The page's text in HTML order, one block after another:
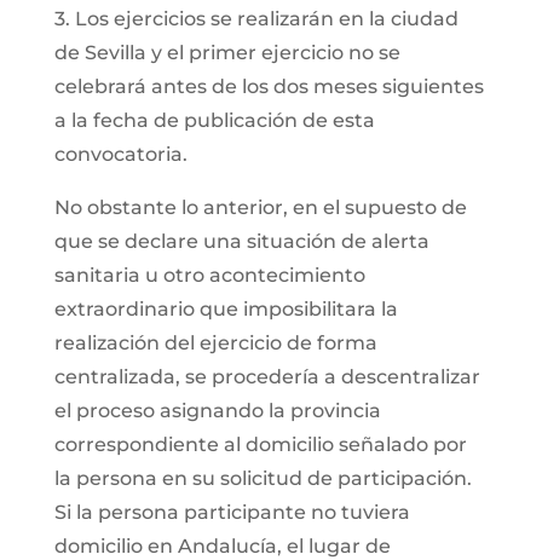
3. Los ejercicios se realizarán en la ciudad
de Sevilla y el primer ejercicio no se
celebrará antes de los dos meses siguientes
a la fecha de publicación de esta
convocatoria.
No obstante lo anterior, en el supuesto de
que se declare una situación de alerta
sanitaria u otro acontecimiento
extraordinario que imposibilitara la
realización del ejercicio de forma
centralizada, se procedería a descentralizar
el proceso asignando la provincia
correspondiente al domicilio señalado por
la persona en su solicitud de participación.
Si la persona participante no tuviera
domicilio en Andalucía, el lugar de